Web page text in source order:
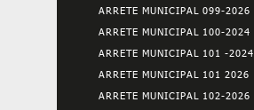
ARRETE MUNICIPAL 099-2026
ARRETE MUNICIPAL 100-2024
ARRETE MUNICIPAL 101 -2024
ARRETE MUNICIPAL 101 2026
ARRETE MUNICIPAL 102-2026